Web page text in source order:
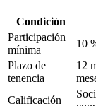
Condición
Participación
mínima
10
Plazo de
tenencia
12
Calificación